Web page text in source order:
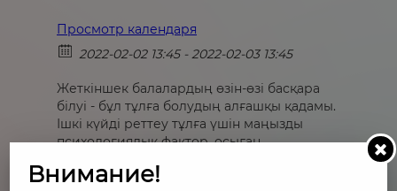
Просмотр календаря
2022-02-02 13:45 - 2022-02-03 13:45
Жеткіншек балалардың өзін-өзі басқара
білуі - бұл тұлға болудың алғашқы қадамы.
Ішкі күйді реттеу тұлға үшін маңызды
психологиялық фактор, осыған
аралығында өтелетін марафонымызға
Внимание!